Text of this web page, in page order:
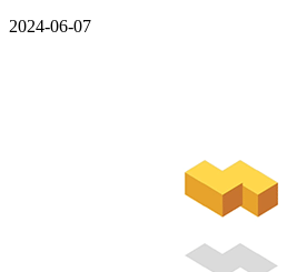
2024-06-07